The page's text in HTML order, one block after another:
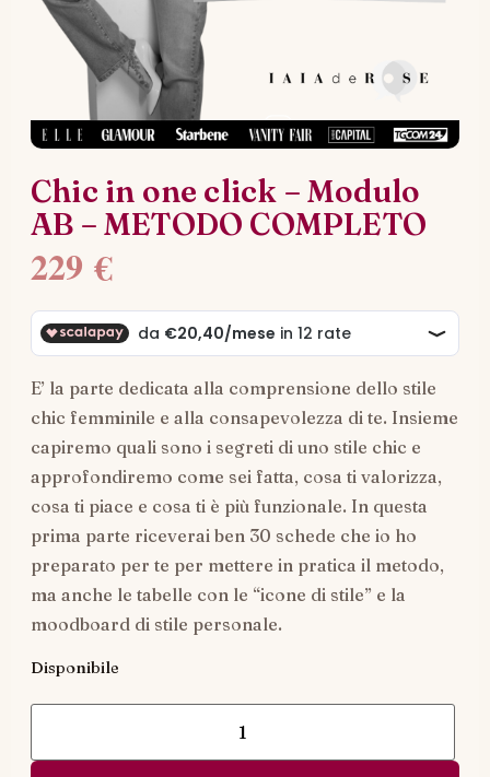
Chic in one click – Modulo
AB – METODO COMPLETO
229€
E’ la parte dedicata alla comprensione dello stile
chic femminile e alla consapevolezza di te. Insieme
capiremo quali sono i segreti di uno stile chic e
approfondiremo come sei fatta, cosa ti valorizza,
cosa ti piace e cosa ti è più funzionale. In questa
prima parte riceverai ben 30 schede che io ho
preparato per te per mettere in pratica il metodo,
ma anche le tabelle con le “icone di stile” e la
moodboard di stile personale.
Disponibile